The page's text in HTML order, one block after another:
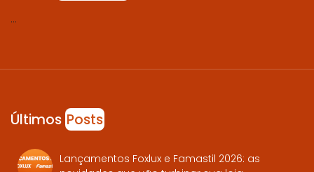
…
Últimos Posts
Lançamentos Foxlux e Famastil 2026: as